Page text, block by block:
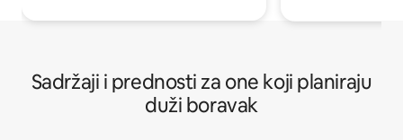
Sadržaji i prednosti za one koji planiraju
duži boravak